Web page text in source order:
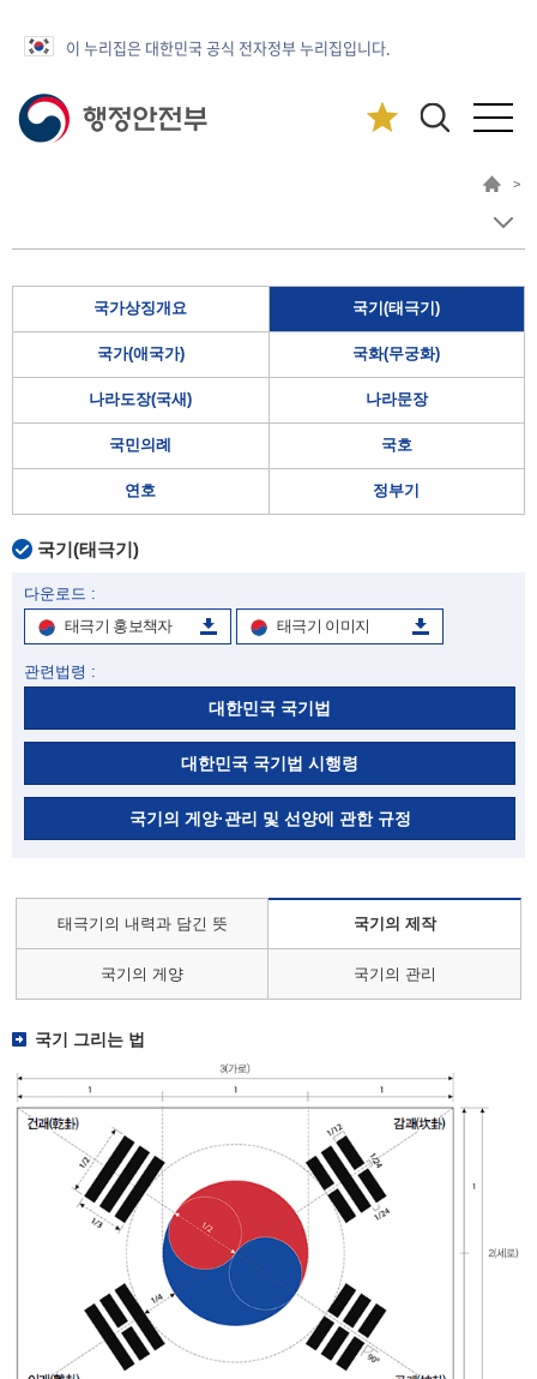
이 누리집은 대한민국 공식 전자정부 누리집입니다.
>
국가상징개요 국기(태극기)
국가(애국가) 국화(무궁화)
나라도장(국새) 나라문장
국민의례 국호
연호 정부기
국기(태극기)
다운로드 :
태극기 홍보책자
태극기 이미지
관련법령 :
대한민국 국기법
대한민국 국기법 시행령
국기의 게양·관리 및 선양에 관한 규정
태극기의 내력과 담긴 뜻 국기의 제작
국기의 게양 국기의 관리
국기 그리는 법